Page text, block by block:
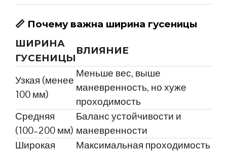
📏 Почему важна ширина гусеницы
ШИРИНА
ГУСЕНИЦЫ
ВЛИЯНИЕ
Узкая (менее
100 мм)
Меньше вес, выше
маневренность, но хуже
проходимость
Средняя
(100–200 мм)
Баланс устойчивости и
маневренности
Широкая
Максимальная проходимость